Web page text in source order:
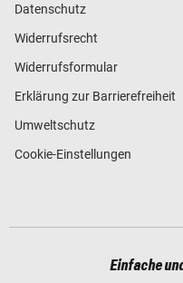
Datenschutz
Widerrufsrecht
Widerrufsformular
Erklärung zur Barrierefreiheit
Umweltschutz
Cookie-Einstellungen
Einfache